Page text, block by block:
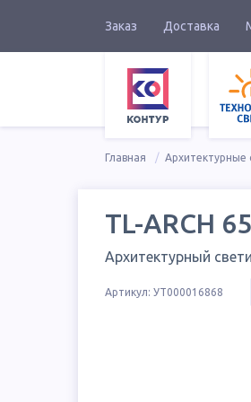
Заказ Доставка
Главная Архитектурные
TL-ARCH
Архитектурный
Артикул: УТ000016868